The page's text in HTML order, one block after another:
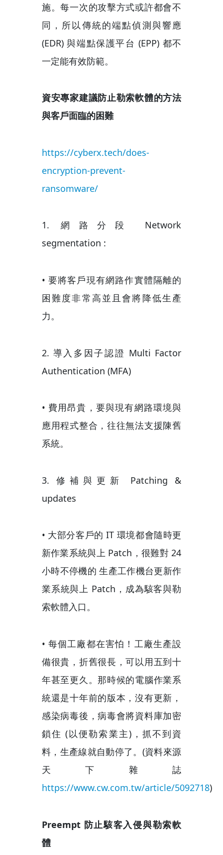
施。每一次的攻擊方式或許都會不
同，所以傳統的端點偵測與響應
(EDR) 與端點保護平台 (EPP) 都不
一定能有效防範。
資安專家建議防止勒索軟體的方法
與客戶面臨的困難
https://cyberx.tech/does-
encryption-prevent-
ransomware/
1. 網路分段 Network
segmentation :
• 要將客戶現有網路作實體隔離的
困難度非常高並且會將降低生產
力。
2. 導入多因子認證 Multi Factor
Authentication (MFA)
• 費用昂貴，要與現有網路環境與
應用程式整合，往往無法支援陳舊
系統。
3. 修補與更新 Patching &
updates
• 大部分客戶的 IT 環境都會隨時更
新作業系統與上 Patch，很難對 24
小時不停機的 生產工作機台更新作
業系統與上 Patch，成為駭客與勒
索軟體入口。
• 每個工廠都在害怕！工廠生產設
備很貴，折舊很長，可以用五到十
年甚至更久。那時候的電腦作業系
統還是十年前的版本，沒有更新，
感染病毒後，病毒會將資料庫加密
鎖住 (以便勒索業主)，抓不到資
料，生產線就自動停了。(資料來源
天下雜誌
https://www.cw.com.tw/article/5092718)
Preempt 防止駭客入侵與勒索軟
體